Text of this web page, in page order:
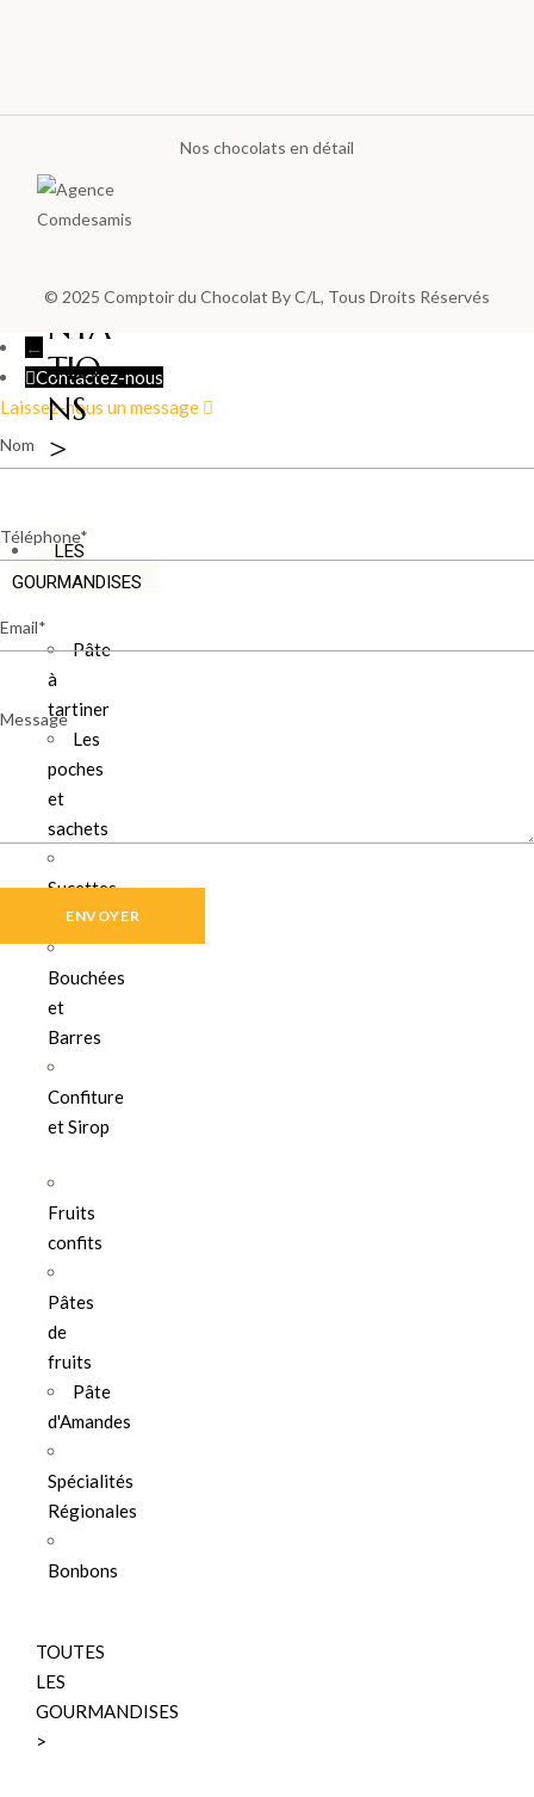
PLA
NTA
TIO
NS
>
LES
GOURMANDISES
Pâte
à
tartiner
Les
poches
et
sachets
Sucettes
Choco
Bouchées
et
Barres
Confiture
et Sirop
Fruits
confits
Pâtes
de
fruits
Pâte
d'Amandes
Spécialités
Régionales
Bonbons
TOUTES
LES
GOURMANDISES
>
Nos chocolats en détail
© 2025 Comptoir du Chocolat By C/L , Tous Droits Réservés
←
Contactez-nous
Laissez-nous un message
Nom
Téléphone
Email
Message